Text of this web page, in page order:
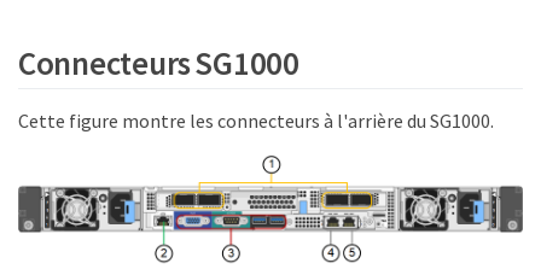
Connecteurs SG1000
Cette figure montre les connecteurs à l'arrière du SG1000.